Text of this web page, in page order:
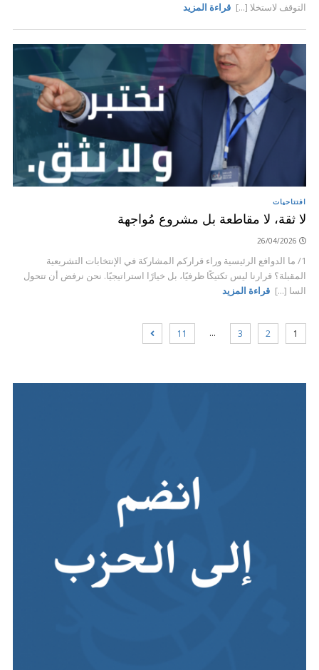
التوقف لاستخلا [...] قراءة المزيد
افتتاحيات
لا ثقة، لا مقاطعة بل مشروع مُواجهة
26/04/2026
1/ ما الدوافع الرئيسية وراء قراركم المشاركة في الإنتخابات التشريعية
المقبلة؟ قرارنا ليس تكتيكًا ظرفيًا، بل خيارًا استراتيجيًا. نحن نرفض أن تتحول
السا [...] قراءة المزيد
1
2
3
…
11